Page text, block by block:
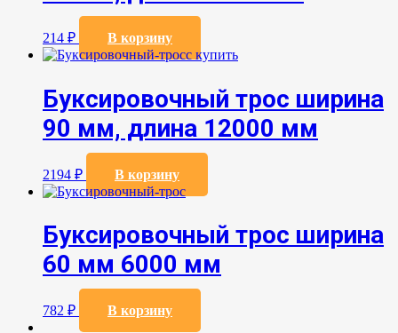
214 ₽ В корзину
Буксировочный трос ширина
90 мм, длина 12000 мм
2194 ₽ В корзину
Буксировочный трос ширина
60 мм 6000 мм
782 ₽ В корзину